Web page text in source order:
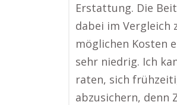
Erstattung. Die
dabei im Vergleich
möglichen Kosten
sehr niedrig. Ich
raten, sich
abzusichern, denn